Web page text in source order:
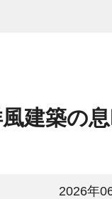
建築の息
2026年